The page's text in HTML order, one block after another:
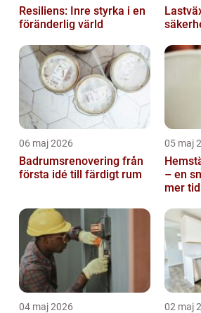
Resiliens: Inre styrka i en
föränderlig värld
06 maj 2026
Badrumsrenovering från
första idé till färdigt rum
05 maj
– en
mer
04 maj 2026 02 maj